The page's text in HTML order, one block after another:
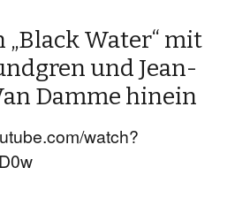
„Black Water“ mit
und Jean-
Damme hinein
watch?